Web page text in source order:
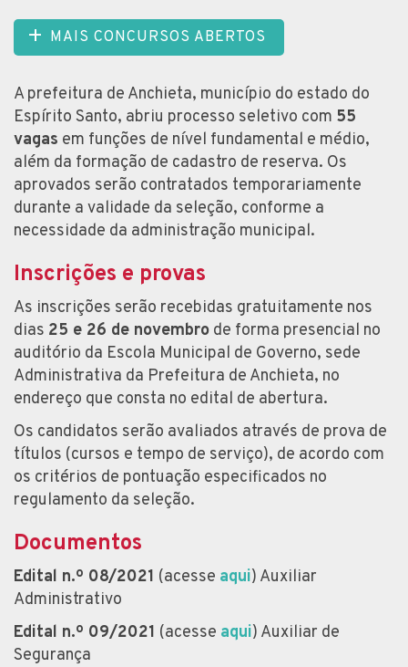
MAIS CONCURSOS ABERTOS
A prefeitura de Anchieta, município do estado do
Espírito Santo, abriu processo seletivo com 55
vagas em funções de nível fundamental e médio,
além da formação de cadastro de reserva. Os
aprovados serão contratados temporariamente
durante a validade da seleção, conforme a
necessidade da administração municipal.
Inscrições e provas
As inscrições serão recebidas gratuitamente nos
dias 25 e 26 de novembro de forma presencial no
auditório da Escola Municipal de Governo, sede
Administrativa da Prefeitura de Anchieta, no
endereço que consta no edital de abertura.
Os candidatos serão avaliados através de prova de
títulos (cursos e tempo de serviço), de acordo com
os critérios de pontuação especificados no
regulamento da seleção.
Documentos
Edital n.º 08/2021 (acesse aqui) Auxiliar
Administrativo
Edital n.º 09/2021 (acesse aqui) Auxiliar de
Segurança